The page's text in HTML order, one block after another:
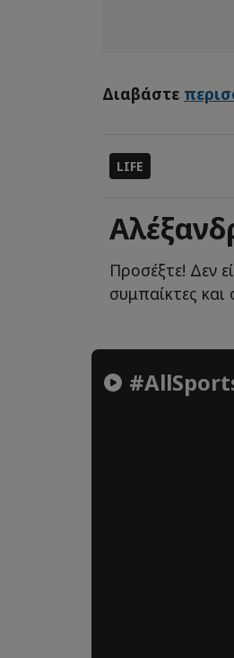
Διαβάστε
LIFE
Προσέξτε! Δεν
συμπαίκτες και